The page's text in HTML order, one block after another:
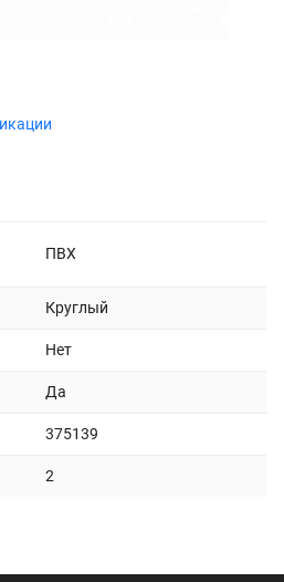
ПВХ
Круглый
Нет
Да
375139
2